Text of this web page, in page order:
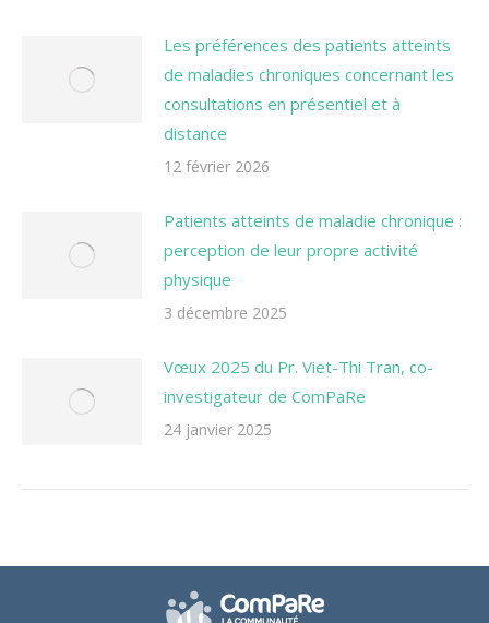
Les préférences des patients atteints
de maladies chroniques concernant les
consultations en présentiel et à
distance
12 février 2026
Patients atteints de maladie chronique :
perception de leur propre activité
physique
3 décembre 2025
Vœux 2025 du Pr. Viet-Thi Tran, co-
investigateur de ComPaRe
24 janvier 2025